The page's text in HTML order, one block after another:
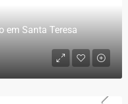
em Santa Teresa